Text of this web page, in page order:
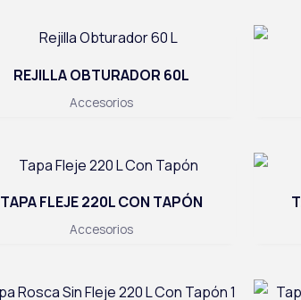
REJILLA OBTURADOR 60L
Accesorios
TAPA FLEJE 220L CON TAPÓN
Accesorios